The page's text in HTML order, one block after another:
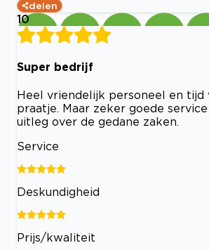
delen
10
Super bedrijf
Heel vriendelijk personeel en tijd
praatje. Maar zeker goede
uitleg over de gedane zaken.
Service
Deskundigheid
Prijs/kwaliteit